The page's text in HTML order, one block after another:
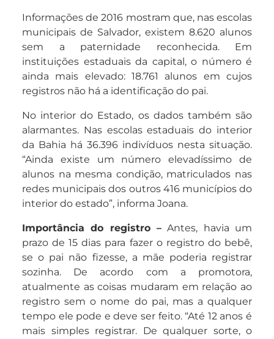
Informações de 2016 mostram que, nas escolas
municipais de Salvador, existem 8.620 alunos
sem a paternidade reconhecida. Em
instituições estaduais da capital, o número é
ainda mais elevado: 18.761 alunos em cujos
registros não há a identificação do pai.
No interior do Estado, os dados também são
alarmantes. Nas escolas estaduais do interior
da Bahia há 36.396 indivíduos nesta situação.
“Ainda existe um número elevadíssimo de
alunos na mesma condição, matriculados nas
redes municipais dos outros 416 municípios do
interior do estado”, informa Joana.
Importância do registro – Antes, havia um
prazo de 15 dias para fazer o registro do bebê,
se o pai não fizesse, a mãe poderia registrar
sozinha. De acordo com a promotora,
atualmente as coisas mudaram em relação ao
registro sem o nome do pai, mas a qualquer
tempo ele pode e deve ser feito. “Até 12 anos é
mais simples registrar. De qualquer sorte, o